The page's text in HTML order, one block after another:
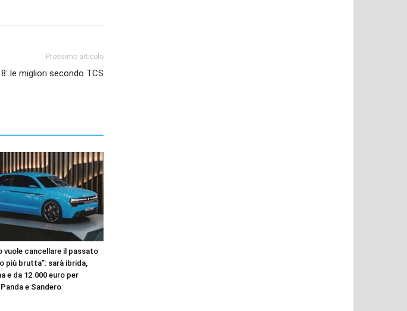
Prossimo articolo
le migliori secondo TCS
vuole cancellare il passato
più brutta”: sarà ibrida,
e da 12.000 euro per
e Sandero